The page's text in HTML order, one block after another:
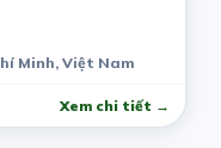
Minh, Việt Nam
Xem chi tiết →